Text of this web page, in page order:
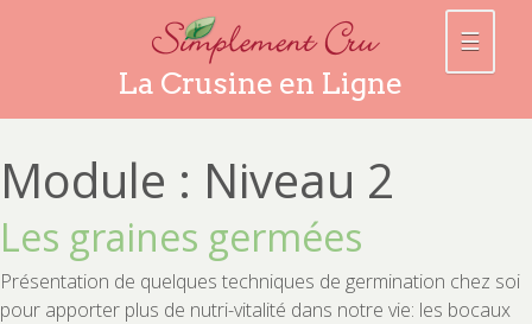
La Crusine en Ligne
☰
Module : Niveau 2
Les graines germées
Présentation de quelques techniques de germination chez soi
pour apporter plus de nutri-vitalité dans notre vie: les bocaux